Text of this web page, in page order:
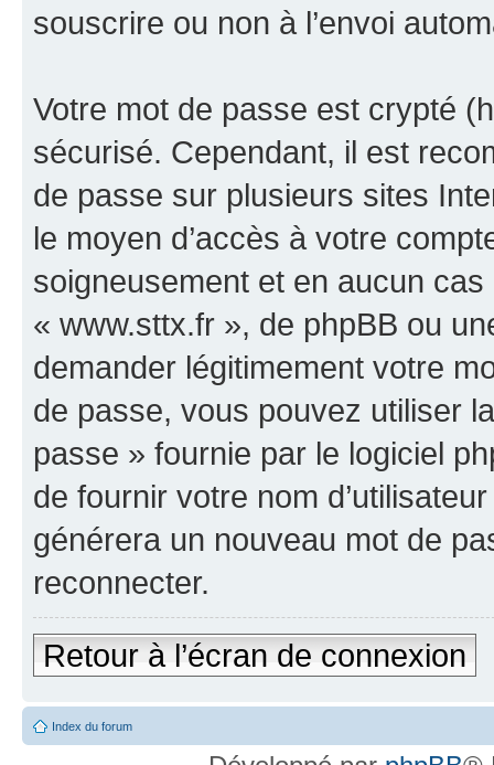
souscrire ou non à l’envoi
Votre mot de passe est crypté
sécurisé. Cependant, il est
de passe sur plusieurs sites
le moyen d’accès à votre
soigneusement et en aucun
« www.sttx.fr », de phpBB ou
demander légitimement votre
de passe, vous pouvez utiliser
passe » fournie par le logiciel
de fournir votre nom
générera un nouveau mot de
reconnecter.
Retour à l’écran de connexion
Index du forum